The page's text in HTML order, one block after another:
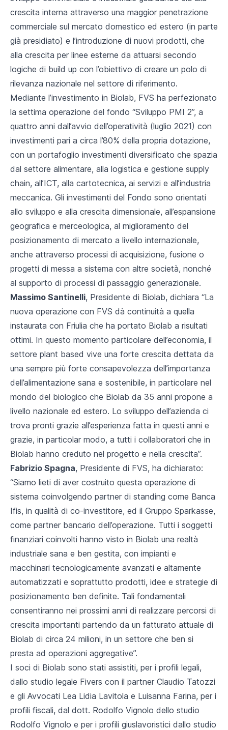
crescita interna attraverso una maggior penetrazione
commerciale sul mercato domestico ed estero (in parte
già presidiato) e l’introduzione di nuovi prodotti, che
alla crescita per linee esterne da attuarsi secondo
logiche di build up con l’obiettivo di creare un polo di
rilevanza nazionale nel settore di riferimento.
Mediante l’investimento in Biolab, FVS ha perfezionato
la settima operazione del fondo “Sviluppo PMI 2”, a
quattro anni dall’avvio dell’operatività (luglio 2021) con
investimenti pari a circa l’80% della propria dotazione,
con un portafoglio investimenti diversificato che spazia
dal settore alimentare, alla logistica e gestione supply
chain, all’ICT, alla cartotecnica, ai servizi e all’industria
meccanica. Gli investimenti del Fondo sono orientati
allo sviluppo e alla crescita dimensionale, all’espansione
geografica e merceologica, al miglioramento del
posizionamento di mercato a livello internazionale,
anche attraverso processi di acquisizione, fusione o
progetti di messa a sistema con altre società, nonché
al supporto di processi di passaggio generazionale.
Massimo Santinelli, Presidente di Biolab, dichiara “La
nuova operazione con FVS dà continuità a quella
instaurata con Friulia che ha portato Biolab a risultati
ottimi. In questo momento particolare dell’economia, il
settore plant based vive una forte crescita dettata da
una sempre più forte consapevolezza dell’importanza
dell’alimentazione sana e sostenibile, in particolare nel
mondo del biologico che Biolab da 35 anni propone a
livello nazionale ed estero. Lo sviluppo dell’azienda ci
trova pronti grazie all’esperienza fatta in questi anni e
grazie, in particolar modo, a tutti i collaboratori che in
Biolab hanno creduto nel progetto e nella crescita”.
Fabrizio Spagna, Presidente di FVS, ha dichiarato:
“Siamo lieti di aver costruito questa operazione di
sistema coinvolgendo partner di standing come Banca
Ifis, in qualità di co-investitore, ed il Gruppo Sparkasse,
come partner bancario dell’operazione. Tutti i soggetti
finanziari coinvolti hanno visto in Biolab una realtà
industriale sana e ben gestita, con impianti e
macchinari tecnologicamente avanzati e altamente
automatizzati e soprattutto prodotti, idee e strategie di
posizionamento ben definite. Tali fondamentali
consentiranno nei prossimi anni di realizzare percorsi di
crescita importanti partendo da un fatturato attuale di
Biolab di circa 24 milioni, in un settore che ben si
presta ad operazioni aggregative”.
I soci di Biolab sono stati assistiti, per i profili legali,
dallo studio legale Fivers con il partner Claudio Tatozzi
e gli Avvocati Lea Lidia Lavitola e Luisanna Farina, per i
profili fiscali, dal dott. Rodolfo Vignolo dello studio
Rodolfo Vignolo e per i profili giuslavoristici dallo studio